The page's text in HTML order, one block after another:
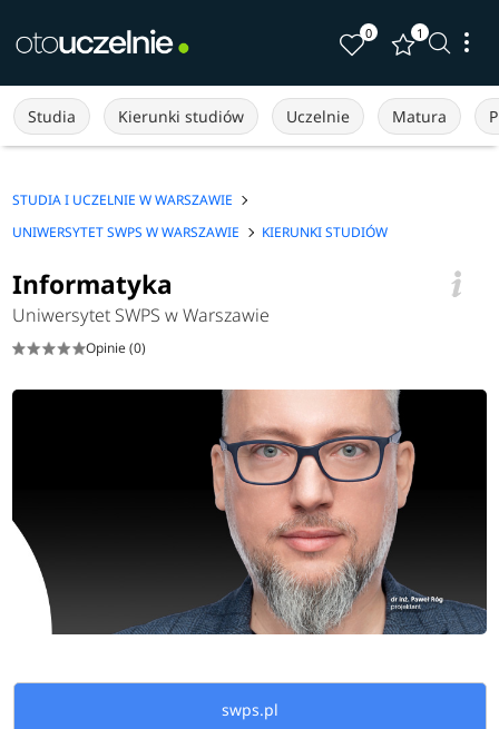
0 1
Studia Kierunki studiów Uczelnie Matura
STUDIA I UCZELNIE W WARSZAWIE
UNIWERSYTET SWPS W WARSZAWIE
KIERUNKI STUDIÓW
Informatyka
Uniwersytet SWPS w Warszawie
Opinie (0)
swps.pl